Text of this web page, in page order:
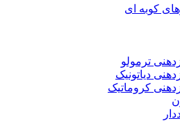
کوبه ای
ترمولو
دیاتونیک
کروماتیک